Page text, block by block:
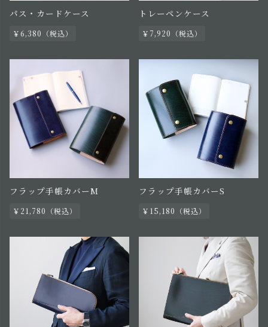
パス・カードケース
￥6,380（税込）
トレーペンケース
￥7,920（税込）
フラップ手帳カバーM
￥21,780（税込）
フラップ手帳カバーS
￥15,180（税込）